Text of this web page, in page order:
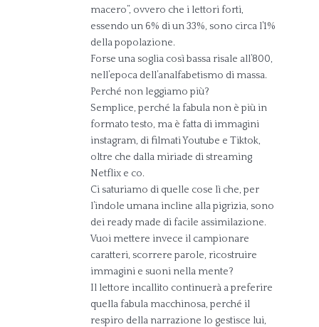
macero”, ovvero che i lettori forti,
essendo un 6% di un 33%, sono circa l’1%
della popolazione.
Forse una soglia così bassa risale all’800,
nell’epoca dell’analfabetismo di massa.
Perché non leggiamo più?
Semplice, perché la fabula non è più in
formato testo, ma è fatta di immagini
instagram, di filmati Youtube e Tiktok,
oltre che dalla miriade di streaming
Netflix e co.
Ci saturiamo di quelle cose lì che, per
l’indole umana incline alla pigrizia, sono
dei ready made di facile assimilazione.
Vuoi mettere invece il campionare
caratteri, scorrere parole, ricostruire
immagini e suoni nella mente?
Il lettore incallito continuerà a preferire
quella fabula macchinosa, perché il
respiro della narrazione lo gestisce lui,